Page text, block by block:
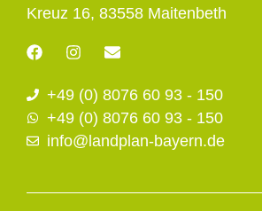
Kreuz 16, 83558 Maitenbeth
F
a
e
b
o
o
I
n
t
a
g
r
E
e
l
o
p
+49 (0) 8076 60 93 - 150
+49 (0) 8076 60 93 - 150
info@landplan-bayern.de